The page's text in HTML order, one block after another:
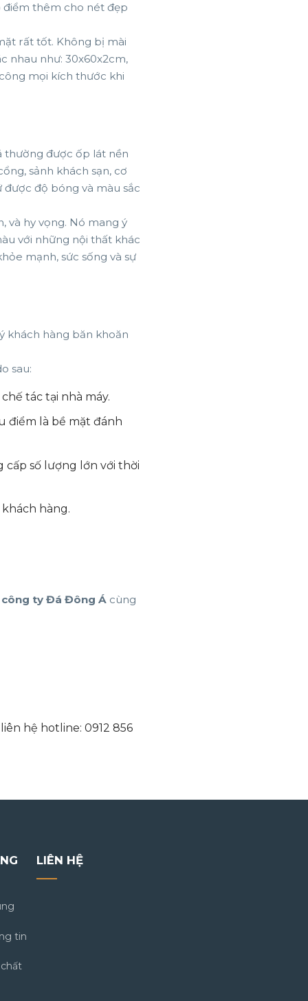
điểm thêm cho nét đẹp
rất tốt. Không bị mài
nhau như: 30x60x2cm,
mọi kích thước khi
thường được ốp lát nền
sảnh khách sạn, cơ
độ bóng và màu sắc
và hy vọng. Nó mang ý
với những nội thất khác
mạnh, sức sống và sự
khách hàng băn khoăn
sau:
tác tại nhà máy.
điểm là bề mặt đánh
số lượng lớn với thời
hàng.
công ty Đá Đông Á cùng
hệ hotline: 0912 856
tin
LIÊN HỆ